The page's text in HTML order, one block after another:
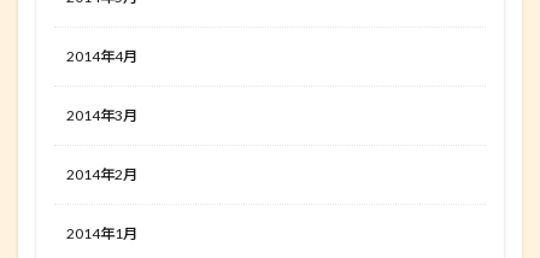
2014年4月
2014年3月
2014年2月
2014年1月